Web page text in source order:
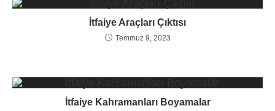
İtfaiye Araçları Çıktısı
Temmuz 9, 2023
İtfaiye Kahramanları Boyamalar